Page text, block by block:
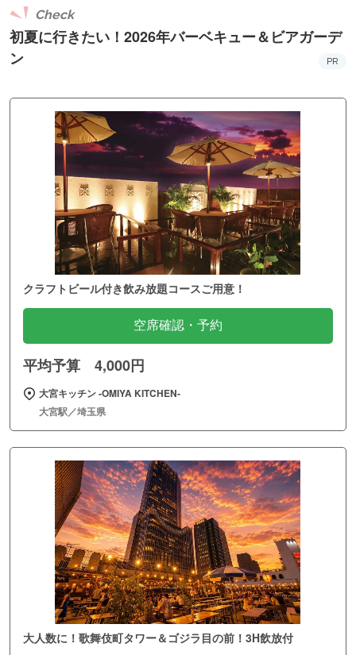
初夏に行きたい！2026年バーベキュー＆ビアガーデ
ン
Check
PR
クラフトビール付き飲み放題コースご用意！
空席確認・予約
平均予算 4,000円
大宮キッチン ‐OMIYA KITCHEN‐
大宮駅／埼玉県
大人数に！歌舞伎町タワー＆ゴジラ目の前！3H飲放付